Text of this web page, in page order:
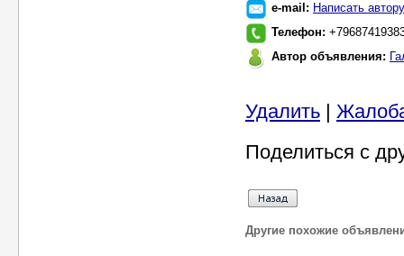
e-mail: Написать автору
Телефон:
Автор объявления:
Удалить |
Поделиться с
Другие похожие